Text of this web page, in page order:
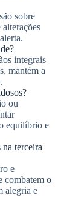
sobre
integrais
mantém a
ou
equilíbrio e
terceira
e
combatem o
alegria e